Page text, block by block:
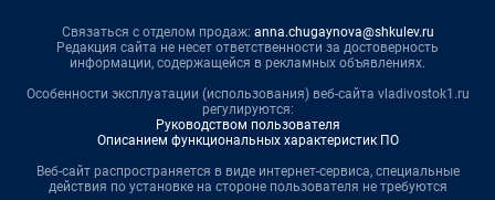
Связаться с отделом продаж: anna.chugaynova@shkulev.ru
Редакция сайта не несет ответственности за достоверность
информации, содержащейся в рекламных объявлениях.
Особенности эксплуатации (использования) веб-сайта vladivostok1.ru
регулируются:
Руководством пользователя
Описанием функциональных характеристик ПО
Веб-сайт распространяется в виде интернет-сервиса, специальные
действия по установке на стороне пользователя не требуются